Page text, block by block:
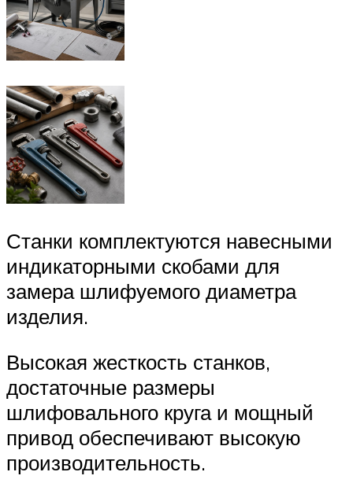
Станки комплектуются навесными
индикаторными скобами для
замера шлифуемого диаметра
изделия.
Высокая жесткость станков,
достаточные размеры
шлифовального круга и мощный
привод обеспечивают высокую
производительность.